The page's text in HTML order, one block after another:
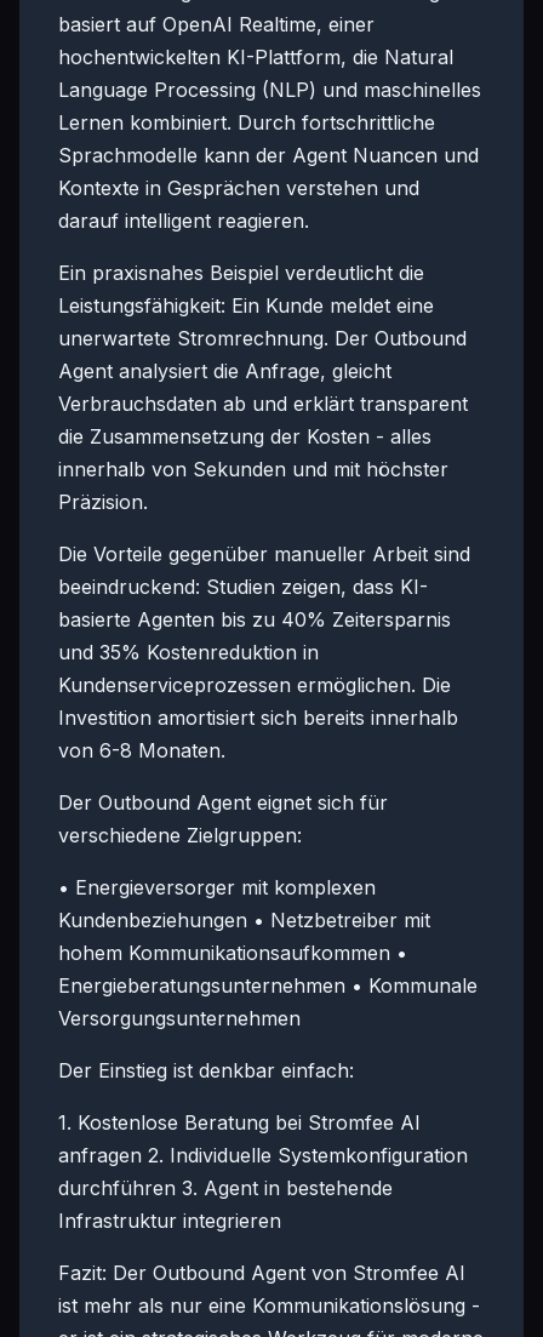
basiert auf OpenAI Realtime, einer
hochentwickelten KI-Plattform, die Natural
Language Processing (NLP) und maschinelles
Lernen kombiniert. Durch fortschrittliche
Sprachmodelle kann der Agent Nuancen und
Kontexte in Gesprächen verstehen und
darauf intelligent reagieren.
Ein praxisnahes Beispiel verdeutlicht die
Leistungsfähigkeit: Ein Kunde meldet eine
unerwartete Stromrechnung. Der Outbound
Agent analysiert die Anfrage, gleicht
Verbrauchsdaten ab und erklärt transparent
die Zusammensetzung der Kosten - alles
innerhalb von Sekunden und mit höchster
Präzision.
Die Vorteile gegenüber manueller Arbeit sind
beeindruckend: Studien zeigen, dass KI-
basierte Agenten bis zu 40% Zeitersparnis
und 35% Kostenreduktion in
Kundenserviceprozessen ermöglichen. Die
Investition amortisiert sich bereits innerhalb
von 6-8 Monaten.
Der Outbound Agent eignet sich für
verschiedene Zielgruppen:
• Energieversorger mit komplexen
Kundenbeziehungen • Netzbetreiber mit
hohem Kommunikationsaufkommen •
Energieberatungsunternehmen • Kommunale
Versorgungsunternehmen
Der Einstieg ist denkbar einfach:
1. Kostenlose Beratung bei Stromfee AI
anfragen 2. Individuelle Systemkonfiguration
durchführen 3. Agent in bestehende
Infrastruktur integrieren
Fazit: Der Outbound Agent von Stromfee AI
ist mehr als nur eine Kommunikationslösung -